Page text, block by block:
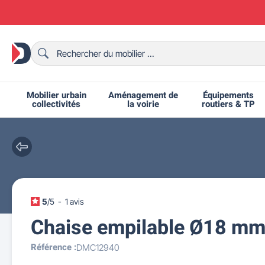
Mobilier urbain
collectivités
Aménagement de
la voirie
Bornes et potelets urbains
Équipements
routiers & TP
Ralentisseurs routiers
Grilles d'exposition
Fêtes et événements
Chaises de collectivité
Mobilier intérieur CHR
Chaises et bancs scolaires
Tables de ping-pong
5/5 - 1 avis
Chaise empilable Ø18
Référence :DMC12940